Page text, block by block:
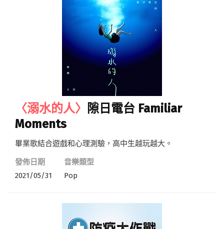
〈溺水的人〉
隙日電台 Familiar
Moments
畢業歌結合遊戲和心理測驗，高中生越玩越大。
發佈日期
2021/05/31
音樂類型
Pop